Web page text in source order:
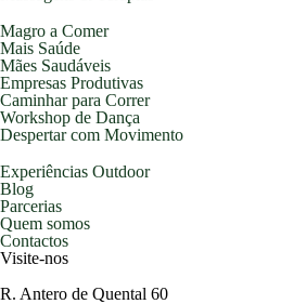
Magro a Comer
Mais Saúde
Mães Saudáveis
Empresas Produtivas
Caminhar para Correr
Workshop de Dança
Despertar com Movimento
Experiências Outdoor
Blog
Parcerias
Quem somos
Contactos
Visite-nos
R. Antero de Quental 60